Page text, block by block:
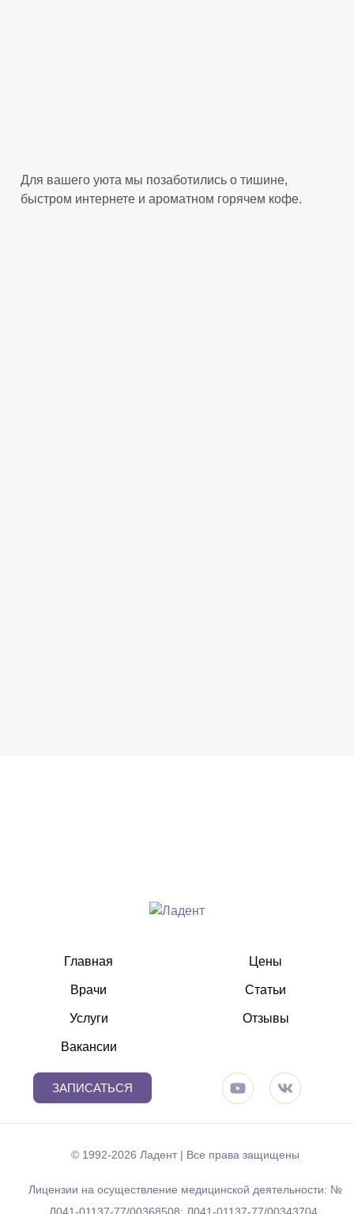
Для вашего уюта мы позаботились о тишине,
быстром интернете и ароматном горячем кофе.
Главная
Врачи
Услуги
Вакансии
Цены
Статьи
Отзывы
ЗАПИСАТЬСЯ
© 1992-2026 Ладент | Все права защищены
Лицензии на осуществление медицинской деятельности: №
Л041-01137-77/00368508; Л041-01137-77/00343704.